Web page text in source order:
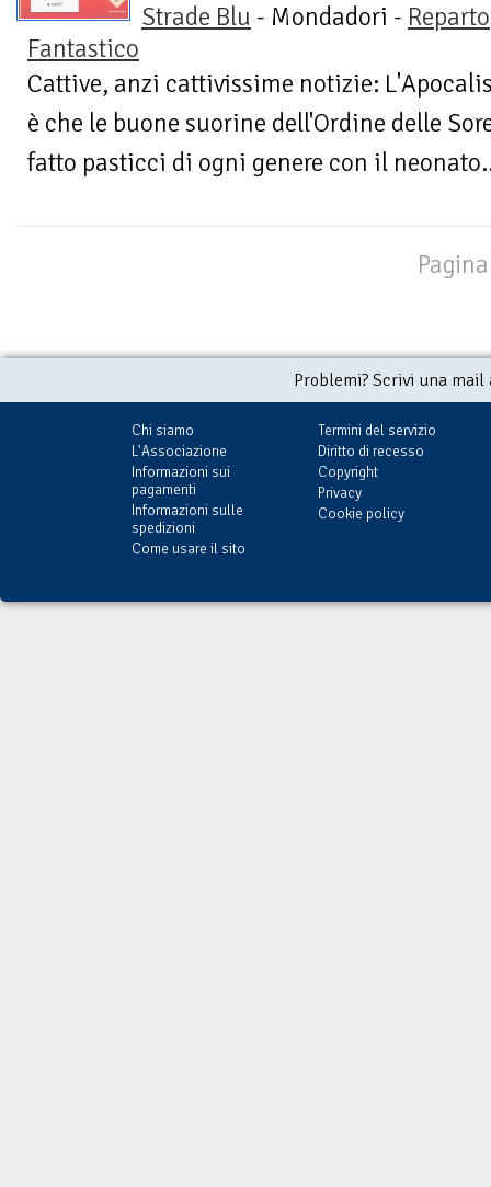
Strade Blu - Mondadori - Reparto
Fantastico
Cattive, anzi cattivissime notizie:
è che le buone suorine dell'Ordine delle
fatto pasticci di ogni genere con il
Problemi? Scrivi una
Chi siamo
L'Associazione
Informazioni sui
pagamenti
Informazioni sulle
spedizioni
Come usare il sito
Termini del servizio
Diritto di recesso
Copyright
Privacy
Cookie policy